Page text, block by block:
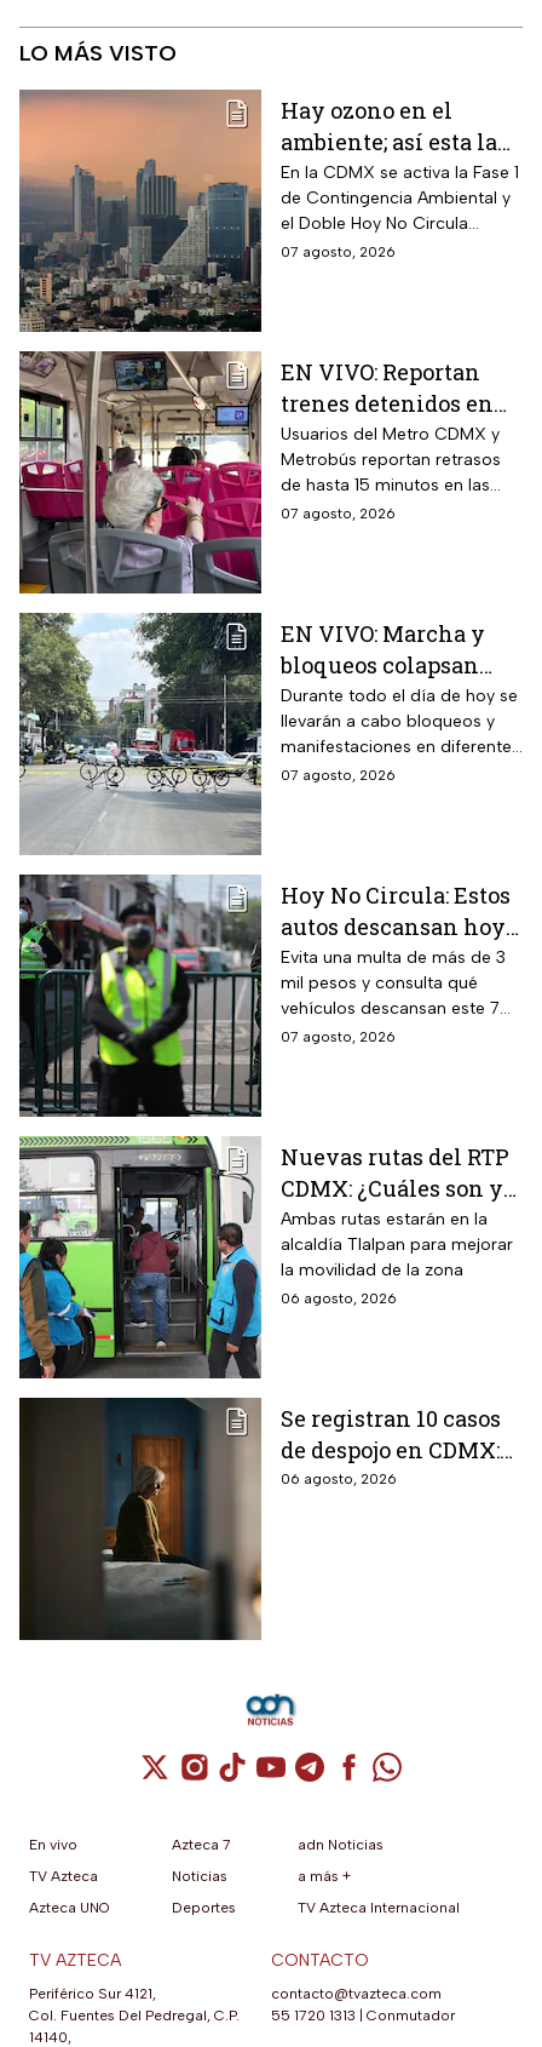
LO MÁS VISTO
Hay ozono en el
ambiente; así esta la
calidad del aire en
CDMX hoy
En la CDMX se activa la Fase 1
de Contingencia Ambiental y
el Doble Hoy No Circula
cuando hay altos índices de
07 agosto, 2026
EN VIVO: Reportan
trenes detenidos en
líneas del Metro
CDMX hoy 7 de agosto;
Metrobús restablece
servicio
Usuarios del Metro CDMX y
Metrobús reportan retrasos
de hasta 15 minutos en las
líneas
07 agosto, 2026
EN VIVO: Marcha y
bloqueos colapsan
calles por cierres en
CDMX hoy
Durante todo el día de hoy se
llevarán a cabo bloqueos y
manifestaciones en diferentes
zonas de la CDMX por lo que
07 agosto, 2026
Hoy No Circula: Estos
autos descansan hoy
viernes 7 de agosto en
CDMX y EDOMEX
Evita una multa de más de 3
mil pesos y consulta qué
vehículos descansan este 7
de agosto, los horarios del
07 agosto, 2026
Nuevas rutas del RTP
CDMX: ¿Cuáles son y
con qué estaciones
del Metrobús
conectan?
Ambas rutas estarán en la
alcaldía Tlalpan para mejorar
la movilidad de la zona
06 agosto, 2026
Se registran 10 casos
de despojo en CDMX:
adultos mayores son
06 agosto, 2026
Cuenta de X / Twitter (se abre en una
Cuenta de Instagram (se abre en una
Cuenta de TikTok (se abre en
Cuenta de YouTube (se abre
Cuenta de Telegram (se
Cuenta de
Cuenta de
En vivo
TV Azteca
Azteca UNO
Azteca 7
Noticias
Deportes
adn Noticias
a más +
TV Azteca Internacional
TV AZTECA
Periférico Sur 4121,
Col. Fuentes Del Pedregal, C.P.
14140,
CONTACTO
contacto@tvazteca.com
55 1720 1313
Conmutador